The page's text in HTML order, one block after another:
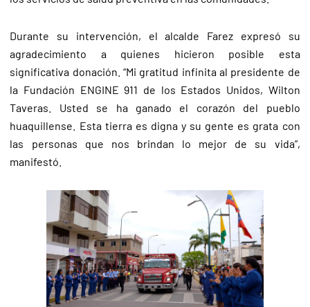
Durante su intervención, el alcalde Farez expresó su
agradecimiento a quienes hicieron posible esta
significativa donación. “Mi gratitud infinita al presidente de
la Fundación ENGINE 911 de los Estados Unidos, Wilton
Taveras. Usted se ha ganado el corazón del pueblo
huaquillense. Esta tierra es digna y su gente es grata con
las personas que nos brindan lo mejor de su vida”,
manifestó.